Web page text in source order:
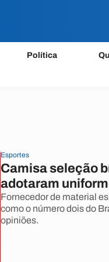
Política
Esportes
Camisa seleção
adotaram
Fornecedor de material
como o número dois do
opiniões.